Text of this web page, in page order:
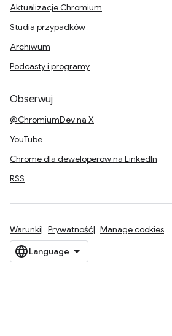
Aktualizacje Chromium
Studia przypadków
Archiwum
Podcasty i programy
Obserwuj
@ChromiumDev na X
YouTube
Chrome dla deweloperów na LinkedIn
RSS
Warunki Prywatność Manage cookies